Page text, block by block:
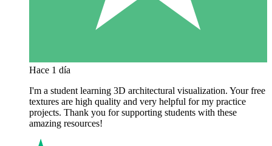
Hace 1 día
I'm a student learning 3D architectural visualization. Your free
textures are high quality and very helpful for my practice
projects. Thank you for supporting students with these
amazing resources!